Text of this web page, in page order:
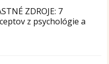
ZDROJE: 7
z psychológie a